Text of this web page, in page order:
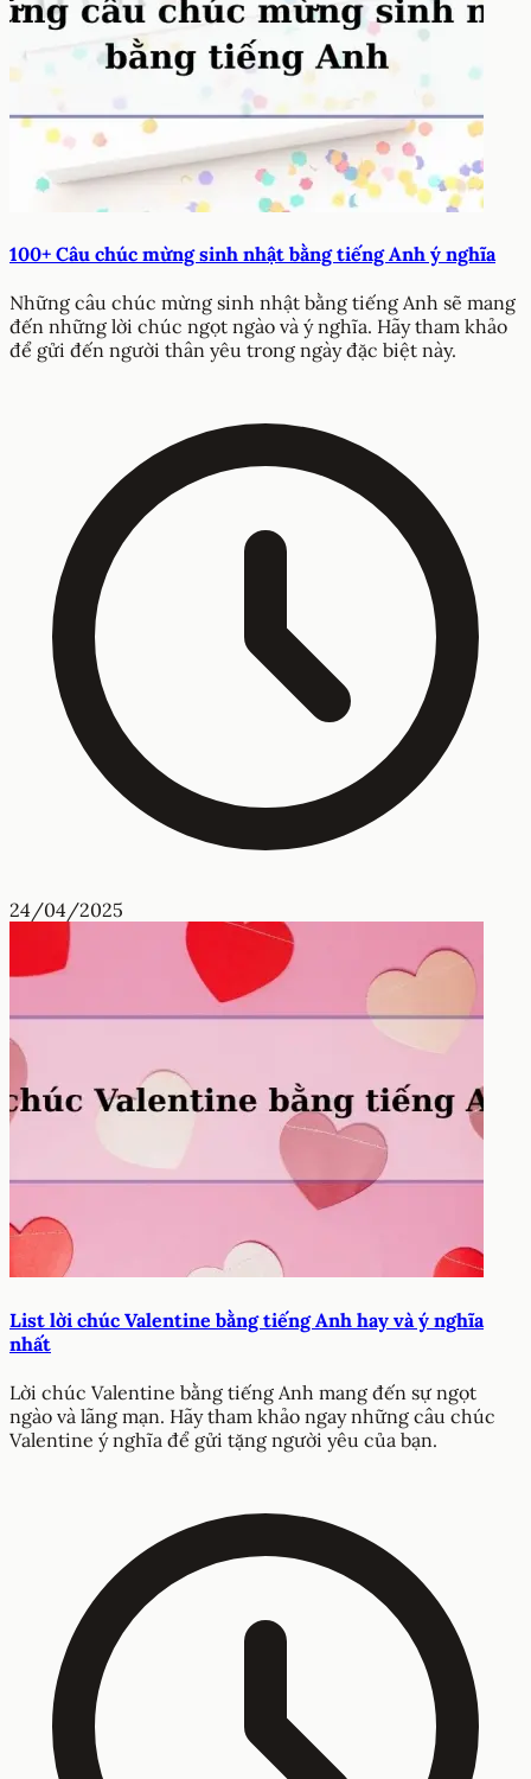
100+ Câu chúc mừng sinh nhật bằng tiếng Anh ý nghĩa
Những câu chúc mừng sinh nhật bằng tiếng Anh sẽ mang
đến những lời chúc ngọt ngào và ý nghĩa. Hãy tham khảo
để gửi đến người thân yêu trong ngày đặc biệt này.
24/04/2025
List lời chúc Valentine bằng tiếng Anh hay và ý nghĩa
nhất
Lời chúc Valentine bằng tiếng Anh mang đến sự ngọt
ngào và lãng mạn. Hãy tham khảo ngay những câu chúc
Valentine ý nghĩa để gửi tặng người yêu của bạn.